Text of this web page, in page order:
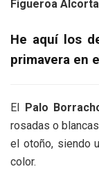
Figueroa
He aquí los
primavera en
El Palo
rosadas o
el otoño, siendo
color.